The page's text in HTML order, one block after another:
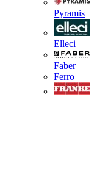
Pyramis
Elleci
Faber
Ferro